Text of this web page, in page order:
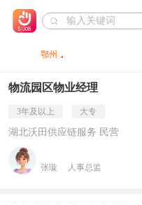
鄂州
物流园区物业经理
3年及以上 大专
湖北沃田供应链服务 民营
张璇 人事总监